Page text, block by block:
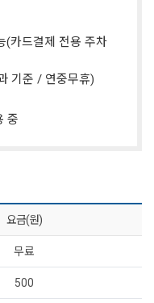
(카드결제 전용 주차
기준 / 연중무휴)
중
요금(원)
무료
500